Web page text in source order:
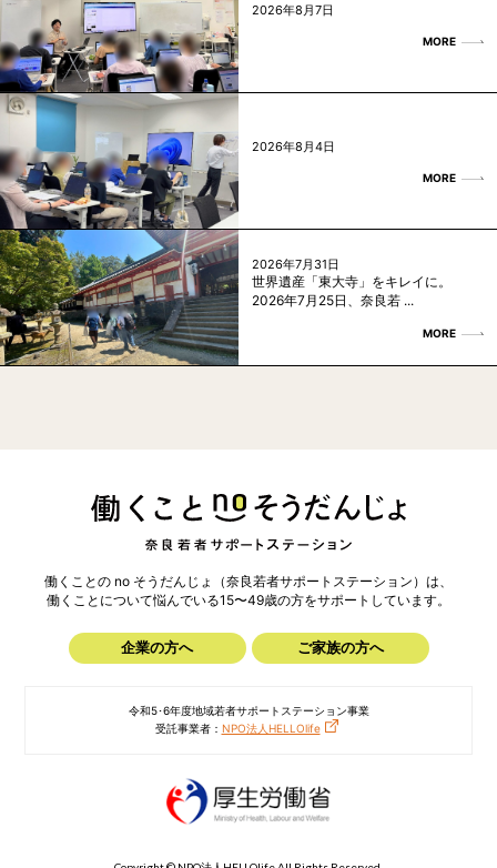
2026年8月7日
MORE
2026年8月4日
MORE
2026年7月31日
世界遺産「東大寺」をキレイに。
2026年7月25日、奈良若 ...
MORE
働くことの no そうだんじょ（奈良若者サポートステーション）は、
働くことについて悩んでいる15〜49歳の方をサポートしています。
企業の方へ ご家族の方へ
令和5･6年度地域若者サポートステーション事業
受託事業者： NPO法人HELLOlife